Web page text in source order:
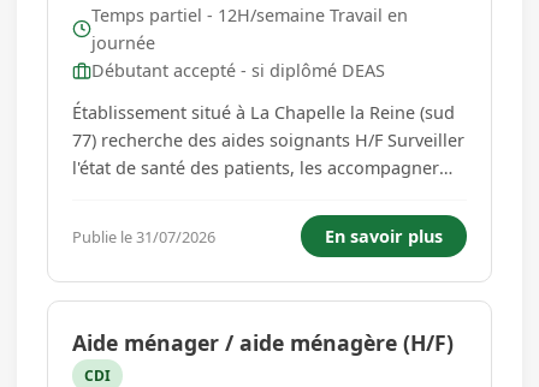
Temps partiel - 12H/semaine Travail en
journée
Débutant accepté - si diplômé DEAS
Établissement situé à La Chapelle la Reine (sud
77) recherche des aides soignants H/F Surveiller
l'état de santé des patients, les accompagner
des soins d'hygiène. Animation d'activité sociale
et thérapeutique. Suivi des préconisations
méd...
Publie le 31/07/2026 En savoir plus
Aide ménager / aide ménagère (H/F)
CDI